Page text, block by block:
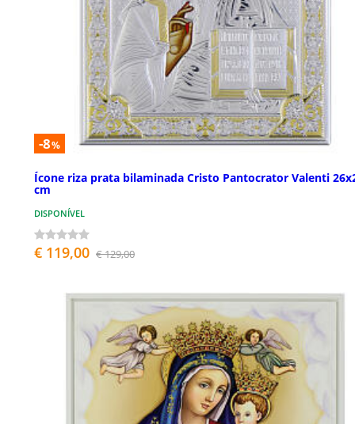
-8%
Ícone riza prata bilaminada Cristo Pantocrator Valenti
cm
DISPONÍVEL
€ 119,00 € 129,00